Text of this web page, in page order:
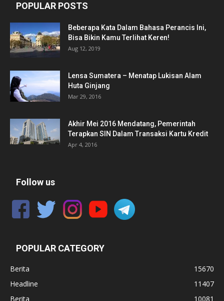
POPULAR POSTS
Beberapa Kata Dalam Bahasa Perancis Ini,
Bisa Bikin Kamu Terlihat Keren!
Aug 12, 2019
Lensa Sumatera – Menatap Lukisan Alam
Huta Ginjang
Mar 29, 2016
Akhir Mei 2016 Mendatang, Pemerintah
Terapkan SIN Dalam Transaksi Kartu Kredit
Apr 4, 2016
Follow us
POPULAR CATEGORY
Berita
15670
Headline
11407
Berita
10081